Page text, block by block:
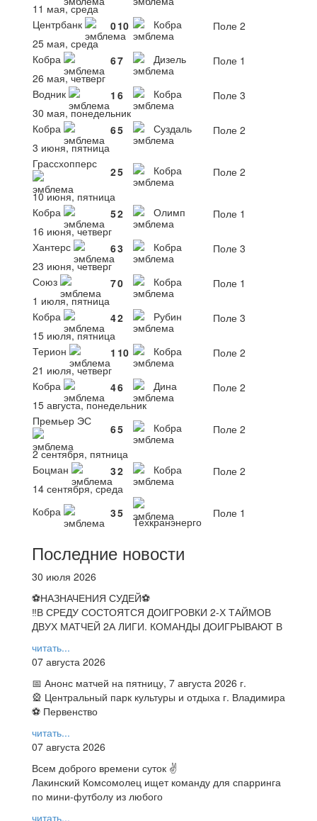
11 мая, среда
Центрбанк
010 Кобра
Поле 2
25 мая, среда
Кобра
67 Дизель
Поле 1
26 мая, четверг
Водник
1 6 Кобра
Поле 3
30 мая, понедельник
Кобра
65 Суздаль
Поле 2
3 июня, пятница
Грассхопперс
25 Кобра
Поле 2
10 июня, пятница
Кобра
52 Олимп
Поле 1
16 июня, четверг
Хантерс
63 Кобра
Поле 3
23 июня, четверг
Союз
70 Кобра
Поле 1
1 июля, пятница
Кобра
42 Рубин
Поле 3
15 июля, пятница
Терион
1 10 Кобра
Поле 2
21 июля, четверг
Кобра
46 Дина
Поле 2
15 августа, понедельник
Премьер ЭС
65 Кобра
Поле 2
2 сентября, пятница
Боцман
32 Кобра
Поле 2
14 сентября, среда
Кобра
35
Техкранэнерго
Поле 1
Последние новости
30 июля 2026
⚽НАЗНАЧЕНИЯ СУДЕЙ⚽
‼В СРЕДУ СОСТОЯТСЯ ДОИГРОВКИ 2-Х ТАЙМОВ
ДВУХ МАТЧЕЙ 2А ЛИГИ. КОМАНДЫ ДОИГРЫВАЮТ В
читать...
07 августа 2026
📅 Анонс матчей на пятницу, 7 августа 2026 г.
🎡 Центральный парк культуры и отдыха г. Владимира
⚽ Первенство
читать...
07 августа 2026
Всем доброго времени суток ✌
Лакинский Комсомолец ищет команду для спарринга
по мини-футболу из любого
читать...